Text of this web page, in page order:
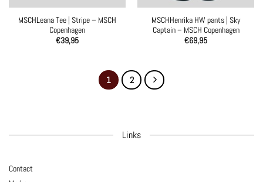
MSCHLeana Tee | Stripe – MSCH
Copenhagen
€39,95
MSCHHenrika HW pants | Sky
Captain – MSCH Copenhagen
€69,95
1 2
Links
Contact